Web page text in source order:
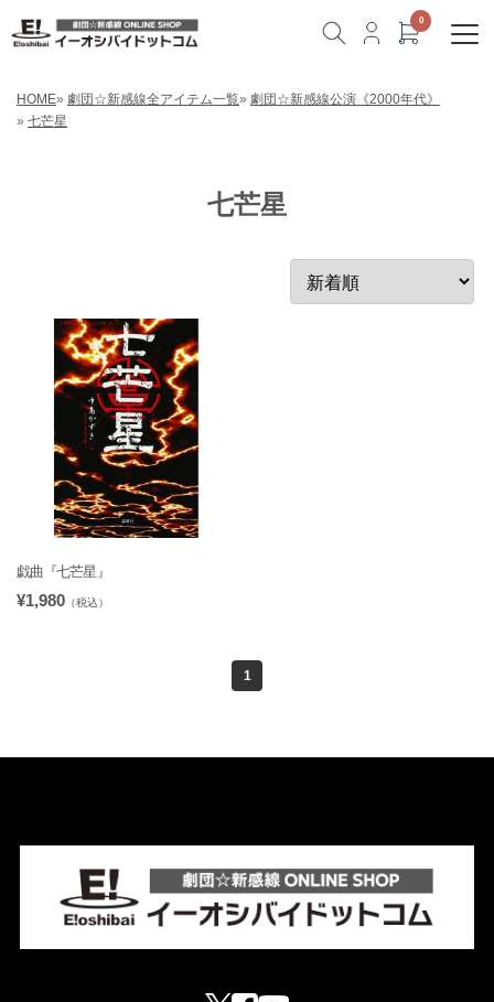
HOME» 劇団☆新感線全アイテム一覧» 劇団☆新感線公演《2000年代》
» 七芒星
七芒星
戯曲『七芒星』
¥1,980 （税込）
1